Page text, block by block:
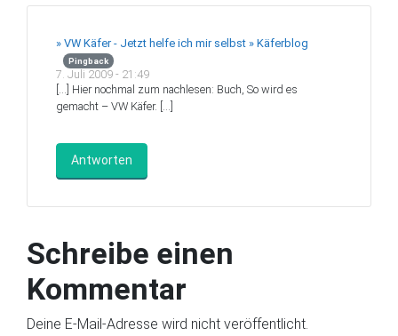
» VW Käfer - Jetzt helfe ich mir selbst » Käferblog
Pingback
7. Juli 2009 - 21:49
[…] Hier nochmal zum nachlesen: Buch, So wird es
gemacht – VW Käfer. […]
Antworten
Schreibe einen
Kommentar
Deine E-Mail-Adresse wird nicht veröffentlicht.